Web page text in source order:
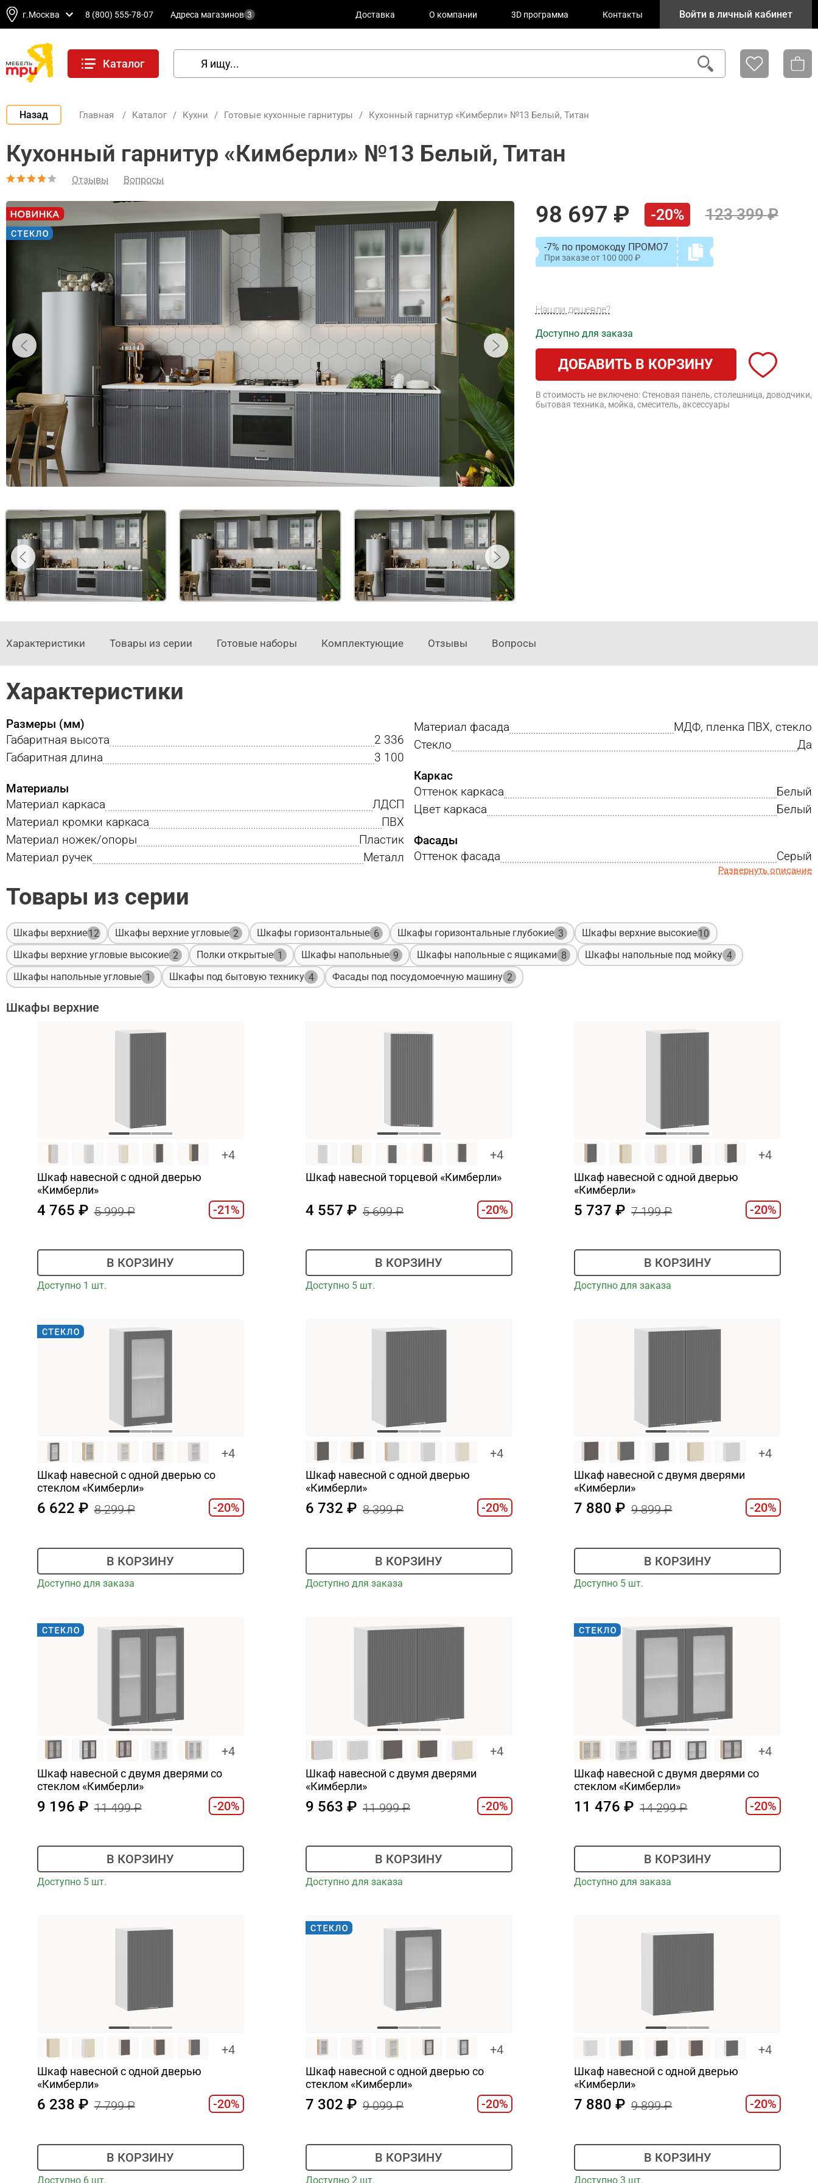
г.Москва 8 (800) 555-78-07 Адреса магазинов 3 Доставка О компании 3D программа Контакты Войти в личный кабинет
Каталог
Назад Главная / Каталог / Кухни / Готовые кухонные гарнитуры / Кухонный гарнитур «Кимберли» №13 Белый, Титан
Кухонный гарнитур «Кимберли» №13 Белый, Титан
Отзывы Вопросы
98 697 -20% 123 399
-7% по промокоду ПРОМО7
При заказе от 100 000
Нашли дешевле?
Доступно для заказа
ДОБАВИТЬ В КОРЗИНУ
В стоимость не включено: Стеновая панель, столешница, доводчики,
бытовая техника, мойка, смеситель, аксессуары
Характеристики Товары из серии Готовые наборы Комплектующие Отзывы Вопросы
Характеристики
Размеры (мм)
Габаритная высота
2 336
Габаритная длина
3 100
Материалы
Материал каркаса
ЛДСП
Материал кромки каркаса
ПВХ
Материал ножек/опоры
Пластик
Материал ручек
Металл
Материал фасада
МДФ, пленка ПВХ, стекло
Стекло
Да
Каркас
Оттенок каркаса
Белый
Цвет каркаса
Белый
Фасады
Оттенок фасада
Серый
Развернуть описание
Товары из серии
Шкафы верхние12 Шкафы верхние угловые 2 Шкафы горизонтальные 6 Шкафы горизонтальные глубокие 3 Шкафы верхние высокие10
Шкафы верхние угловые высокие 2 Полки открытые 1 Шкафы напольные 9 Шкафы напольные с ящиками 8 Шкафы напольные под мойку 4
Шкафы напольные угловые 1 Шкафы под бытовую технику 4 Фасады под посудомоечную машину 2
Шкафы верхние
+4
Шкаф навесной c одной дверью
«Кимберли»
4 765 5 999 -21%
В КОРЗИНУ
Доступно 1 шт.
+4
Шкаф навесной торцевой «Кимберли»
4 557 5 699 -20%
В КОРЗИНУ
Доступно 5 шт.
+4
Шкаф навесной c одной дверью
«Кимберли»
5 737 7 199 -20%
В КОРЗИНУ
Доступно для заказа
+4
Шкаф навесной c одной дверью со
стеклом «Кимберли»
6 622 8 299 -20%
В КОРЗИНУ
Доступно для заказа
+4
Шкаф навесной c одной дверью
«Кимберли»
6 732 8 399 -20%
В КОРЗИНУ
Доступно для заказа
+4
Шкаф навесной c двумя дверями
«Кимберли»
7 880 9 899 -20%
В КОРЗИНУ
Доступно 5 шт.
+4
Шкаф навесной c двумя дверями со
стеклом «Кимберли»
9 196 11 499 -20%
В КОРЗИНУ
Доступно 5 шт.
+4
Шкаф навесной c двумя дверями
«Кимберли»
9 563 11 999 -20%
В КОРЗИНУ
Доступно для заказа
+4
Шкаф навесной c двумя дверями со
стеклом «Кимберли»
11 476 14 299 -20%
В КОРЗИНУ
Доступно для заказа
+4
Шкаф навесной c одной дверью
«Кимберли»
6 238 7 799 -20%
В КОРЗИНУ
Доступно 6 шт.
+4
Шкаф навесной c одной дверью со
стеклом «Кимберли»
7 302 9 099 -20%
В КОРЗИНУ
Доступно 2 шт.
+4
Шкаф навесной c одной дверью
«Кимберли»
7 880 9 899 -20%
В КОРЗИНУ
Доступно 3 шт.